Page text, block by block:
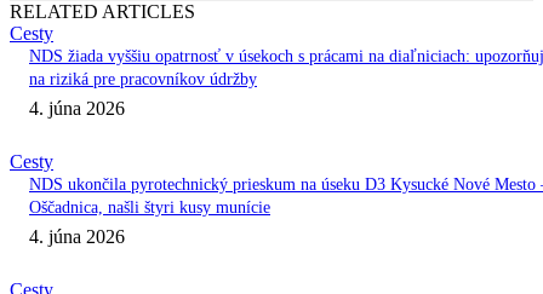
RELATED ARTICLES
Cesty
NDS žiada vyššiu opatrnosť v úsekoch s prácami na diaľniciach:
na riziká pre pracovníkov údržby
4. júna 2026
Cesty
NDS ukončila pyrotechnický prieskum na úseku D3 Kysucké Nové Mesto
Oščadnica, našli štyri kusy munície
4. júna 2026